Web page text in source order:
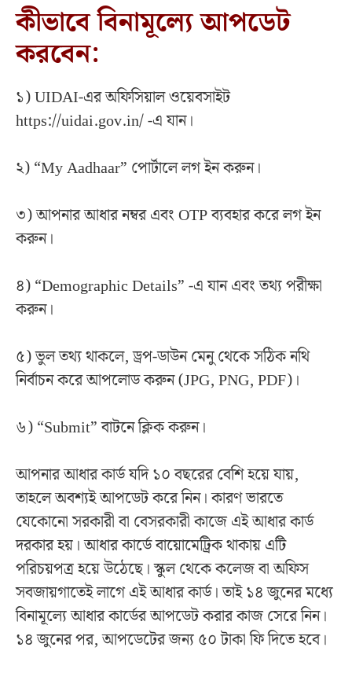
কীভাবে বিনামূল্যে আপডেট
করবেন:
১) UIDAI-এর অফিসিয়াল ওয়েবসাইট
https://uidai.gov.in/ -এ যান।
২) “My Aadhaar” পোর্টালে লগ ইন করুন।
৩) আপনার আধার নম্বর এবং OTP ব্যবহার করে লগ ইন
করুন।
৪) “Demographic Details” -এ যান এবং তথ্য পরীক্ষা
করুন।
৫) ভুল তথ্য থাকলে, ড্রপ-ডাউন মেনু থেকে সঠিক নথি
নির্বাচন করে আপলোড করুন (JPG, PNG, PDF)।
৬) “Submit” বাটনে ক্লিক করুন।
আপনার আধার কার্ড যদি ১০ বছরের বেশি হয়ে যায়,
তাহলে অবশ্যই আপডেট করে নিন। কারণ ভারতে
যেকোনো সরকারী বা বেসরকারী কাজে এই আধার কার্ড
দরকার হয়। আধার কার্ডে বায়োমেট্রিক থাকায় এটি
পরিচয়পত্র হয়ে উঠেছে। স্কুল থেকে কলেজ বা অফিস
সবজায়গাতেই লাগে এই আধার কার্ড। তাই ১৪ জুনের মধ্যে
বিনামূল্যে আধার কার্ডের আপডেট করার কাজ সেরে নিন।
১৪ জুনের পর, আপডেটের জন্য ৫০ টাকা ফি দিতে হবে।